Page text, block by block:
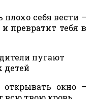
себя вести –
превратит тебя в
пугают
детей
окно –